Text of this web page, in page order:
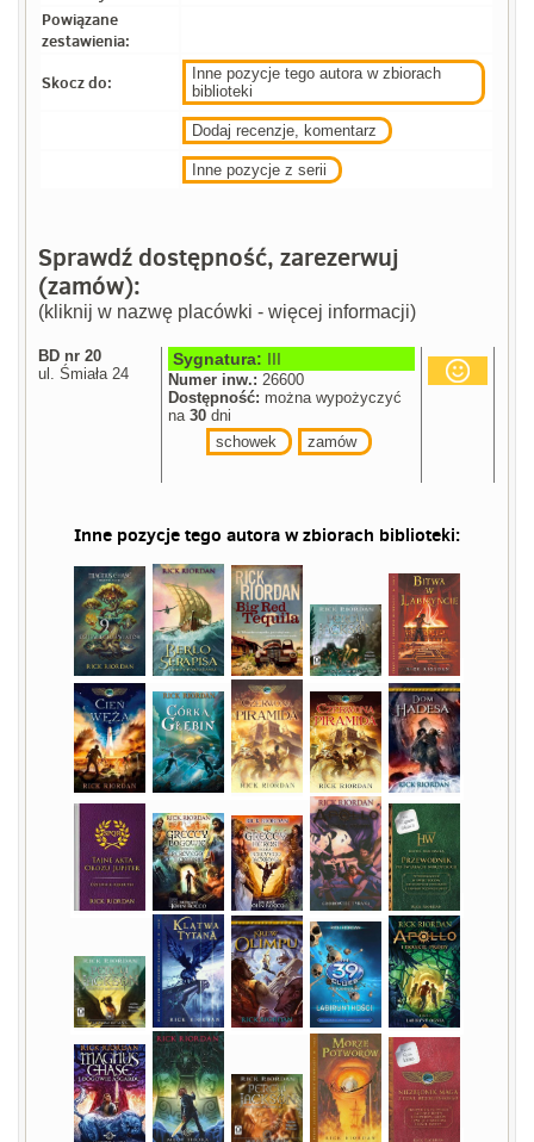
Powiązane
zestawienia:
Skocz do:
Inne pozycje tego autora w zbiorach
biblioteki
Dodaj recenzje, komentarz
Inne pozycje z serii
Sprawdź dostępność, zarezerwuj
(zamów):
(kliknij w nazwę placówki - więcej informacji)
BD nr 20
ul. Śmiała 24
Sygnatura: III
Numer inw.: 26600
Dostępność: można wypożyczyć
na30 dni
schowek
zamów
Inne pozycje tego autora w zbiorach biblioteki: